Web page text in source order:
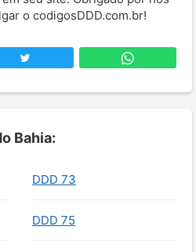
o codigosDDD.com.br!
Bahia:
DDD 73
DDD 75